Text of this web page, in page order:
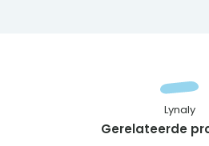
Gerelateerde
Lynaly